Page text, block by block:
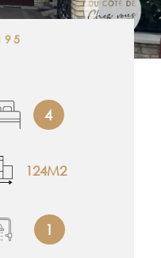
ALERTE
ESTIMATION
4
124M2
1